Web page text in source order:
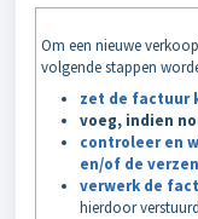
Om een nieuwe
volgende stappen
zet de factuur
voeg, indien
controleer en
en/of de
verwerk de
hierdoor